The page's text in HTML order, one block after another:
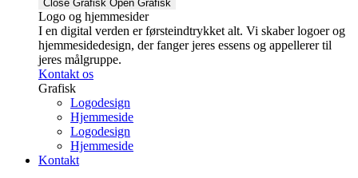
Close Grafisk Open Grafisk
Logo og hjemmesider
I en digital verden er førsteindtrykket alt. Vi skaber logoer og
hjemmesidedesign, der fanger jeres essens og appellerer til
jeres målgruppe.
Kontakt os
Grafisk
Logodesign
Hjemmeside
Logodesign
Hjemmeside
Kontakt